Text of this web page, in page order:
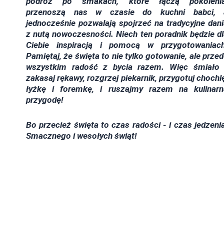
przenoszą nas w czasie do kuchni babci,
jednocześnie pozwalają spojrzeć na tradycyjne
z nutą nowoczesności. Niech ten poradnik będzie
Ciebie inspiracją i pomocą w
Pamiętaj, że święta to nie tylko gotowanie, ale
wszystkim radość z bycia razem. Więc śmiało
zakasaj rękawy, rozgrzej piekarnik, przygotuj
łyżkę i foremkę, i ruszajmy razem na
przygodę!
Bo przecież święta to czas radości - i czas
Smacznego i wesołych świąt!